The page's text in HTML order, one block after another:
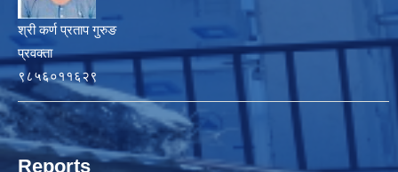
श्री कर्ण प्रताप गुरुङ
प्रवक्ता
९८५६०११६२९
Reports